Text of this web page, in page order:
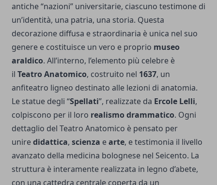
antiche “nazioni” universitarie, ciascuno testimone di
un’identità, una patria, una storia. Questa
decorazione diffusa e straordinaria è unica nel suo
genere e costituisce un vero e proprio museo
araldico. All’interno, l’elemento più celebre è
il Teatro Anatomico, costruito nel 1637, un
anfiteatro ligneo destinato alle lezioni di anatomia.
Le statue degli “Spellati”, realizzate da Ercole Lelli,
colpiscono per il loro realismo drammatico. Ogni
dettaglio del Teatro Anatomico è pensato per
uniredidattica, scienza earte, e testimonia il livello
avanzato della medicina bolognese nel Seicento. La
struttura è interamente realizzata in legno d’abete,
con una cattedra centrale coperta da un